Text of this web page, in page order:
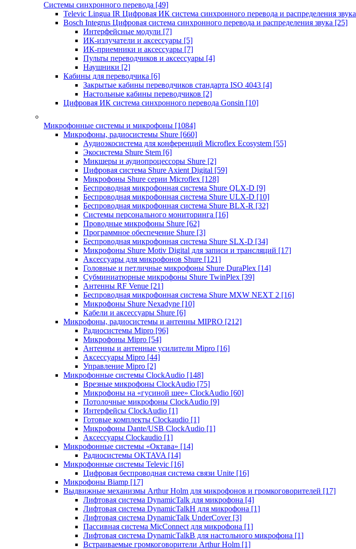
Системы синхронного перевода [49]
Televic Lingua IR Цифровая ИК система синхронного перевода и распределения звука
Bosch Integrus Цифровая система синхронного перевода и распределения звука [25]
Интерфейсные модули [7]
ИК-излучатели и аксессуары [5]
ИК-приемники и аксессуары [7]
Пульты переводчиков и аксессуары [4]
Наушники [2]
Кабины для переводчика [6]
Закрытые кабины переводчиков стандарта ISO 4043 [4]
Настольные кабины переводчиков [2]
Цифровая ИК система синхронного перевода Gonsin [10]
Микрофонные системы и микрофоны [1084]
Микрофоны, радиосистемы Shure [660]
Аудиоэкосистема для конференций Microflex Ecosystem [55]
Экосистема Shure Stem [6]
Микшеры и аудиопроцессоры Shure [2]
Цифровая система Shure Axient Digital [59]
Микрофоны Shure серии Microflex [128]
Беспроводная микрофонная система Shure QLX-D [9]
Беспроводная микрофонная система Shure ULX-D [10]
Беспроводная микрофонная система Shure BLX-R [32]
Системы персонального мониторинга [16]
Проводные микрофоны Shure [62]
Программное обеспечение Shure [3]
Беспроводная микрофонная система Shure SLX-D [34]
Микрофоны Shure Motiv Digital для записи и трансляций [17]
Аксессуары для микрофонов Shure [121]
Головные и петличные микрофоны Shure DuraPlex [14]
Субминиатюрные микрофоны Shure TwinPlex [39]
Антенны RF Venue [21]
Беспроводная микрофонная система Shure MXW NEXT 2 [16]
Микрофоны Shure Nexadyne [10]
Кабели и аксессуары Shure [6]
Микрофоны, радиосистемы и антенны MIPRO [212]
Радиосистемы Mipro [96]
Микрофоны Mipro [54]
Антенны и антенные усилители Mipro [16]
Аксессуары Mipro [44]
Управление Mipro [2]
Микрофонные системы ClockAudio [148]
Врезные микрофоны ClockAudio [75]
Микрофоны на «гусиной шее» ClockAudio [60]
Потолочные микрофоны ClockAudio [9]
Интерфейсы ClockAudio [1]
Готовые комплекты Clockaudio [1]
Микрофоны Dante/USB ClockAudio [1]
Аксессуары Clockaudio [1]
Микрофонные системы «Октава» [14]
Радиосистемы OKTAVA [14]
Микрофонные системы Televic [16]
Цифровая беспроводная система связи Unite [16]
Микрофоны Biamp [17]
Выдвижные механизмы Arthur Holm для микрофонов и громкоговорителей [17]
Лифтовая система DynamicTalk для микрофона [4]
Лифтовая система DynamicTalkH для микрофона [1]
Лифтовая система DynamicTalk UnderCover [3]
Пассивная система MicConnect для микрофона [1]
Лифтовая система DynamicTalkB для настольного микрофона [1]
Встраиваемые громкоговорители Arthur Holm [1]